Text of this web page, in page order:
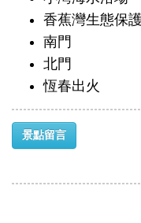
香蕉灣生態保
南門
北門
恆春出火
景點留言